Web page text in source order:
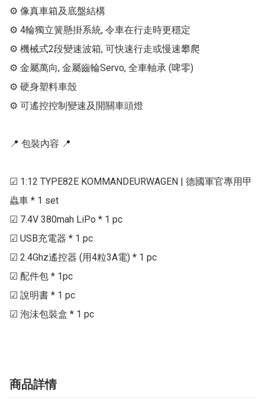
⚙ 像真車箱及底盤結構
⚙ 4輪獨立簧懸掛系統, 令車在行走時更穩定
⚙ 機械式2段變速波箱, 可快速行走或慢速攀爬
⚙ 金屬萬向, 金屬齒輪Servo, 全車軸承 (啤零)
⚙ 硬身塑料車殼
⚙ 可遙控控制變速及開關車頭燈
📍 包裝內容 📍
☑ 1:12 TYPE82E KOMMANDEURWAGEN | 德國軍官專用甲
蟲車 * 1 set
☑ 7.4V 380mah LiPo * 1 pc
☑ USB充電器 * 1 pc
☑ 2.4Ghz遙控器 (用4粒3A電) * 1 pc
☑ 配件包 * 1pc
☑ 說明書 * 1 pc
商品詳情